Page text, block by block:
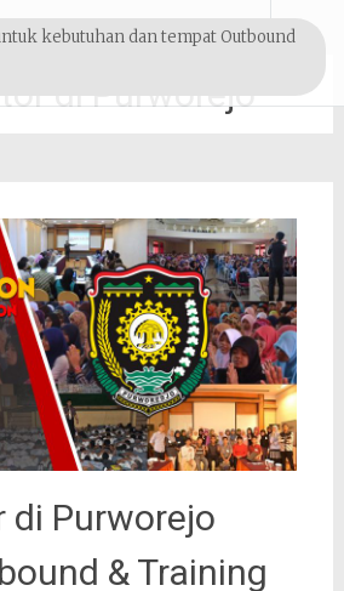
di Purworejo
di Purworejo
& Training
kebutuhan dan tempat Outbound